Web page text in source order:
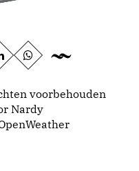
voorbehouden
Nardy